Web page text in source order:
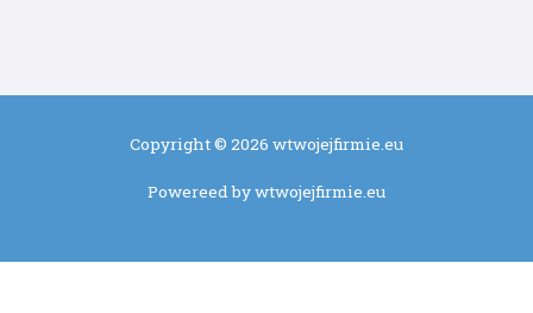
Copyright © 2026 wtwojejfirmie.eu
Powereed by wtwojejfirmie.eu